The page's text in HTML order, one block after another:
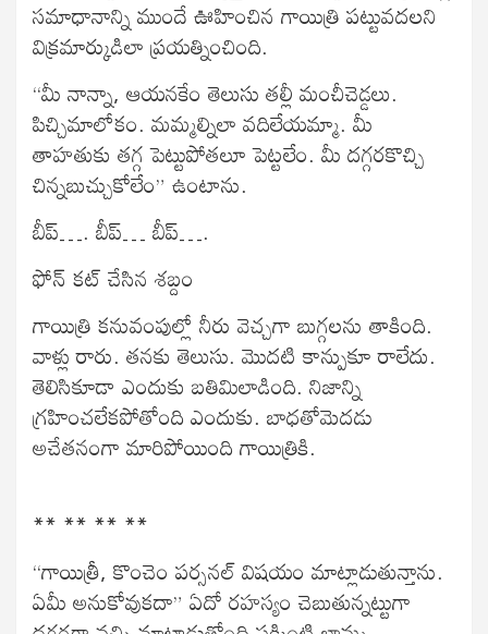
సమాధానాన్ని ముందే ఊహించిన గాయిత్రి పట్టువదలని
విక్రమార్కుడిలా ప్రయత్నించింది.
“మీ నాన్నా, ఆయనకేం తెలుసు తల్లీ మంచీచెడ్డలు.
పిచ్చిమాలోకం. మమ్మల్నిలా వదిలేయమ్మా. మీ
తాహతుకు తగ్గ పెట్టుపోతలూ పెట్టలేం. మీ దగ్గరకొచ్చి
చిన్నబుచ్చుకోలేం” ఉంటాను.
బీప్…. బీప్… బీప్….
ఫోన్ కట్ చేసిన శబ్దం
గాయిత్రి కనువంపుల్లో నీరు వెచ్చగా బుగ్గలను తాకింది.
వాళ్లు రారు. తనకు తెలుసు. మొదటి కాన్పుకూ రాలేదు.
తెలిసికూడా ఎందుకు బతిమిలాడింది. నిజాన్ని
గ్రహించలేకపోతోంది ఎందుకు. బాధతోమెదడు
అచేతనంగా మారిపోయింది గాయిత్రికి.
** ** ** **
“గాయిత్రీ, కొంచెం పర్సనల్ విషయం మాట్లాడుతున్తాను.
ఏమీ అనుకోవుకదా” ఏదో రహస్యం చెబుతున్నట్టుగా